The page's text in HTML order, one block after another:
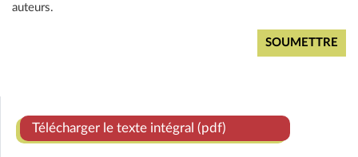
auteurs.
Télécharger le texte intégral (pdf)